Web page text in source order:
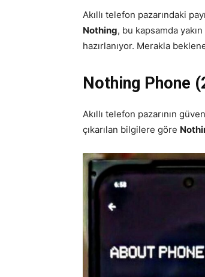
Akıllı telefon pazarındaki
Nothing, bu kapsamda
hazırlanıyor. Merakla
Nothing Phone
Akıllı telefon pazarının
çıkarılan bilgilere göre